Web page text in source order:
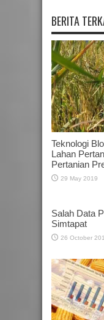
BERITA
Teknologi
Lahan
Pertanian
29 May 2019
Salah Data
Simtapat
26 October